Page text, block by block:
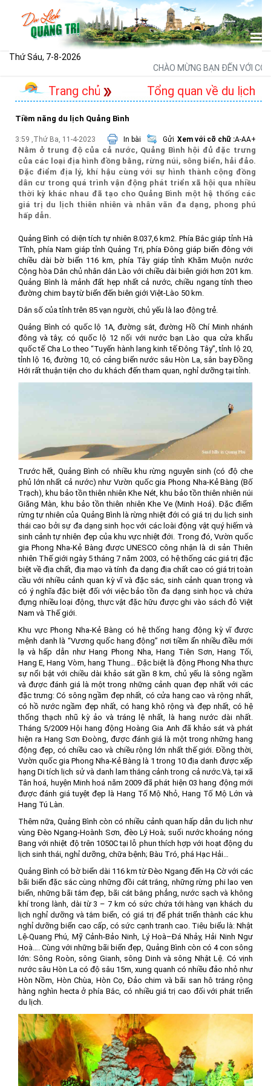
Thứ Sáu, 7-8-2026
CHÀO MỪNG BẠN ĐẾN VỚI
Trang chủ Tổng quan về du lịch
Tiềm năng du lịch Quảng Bình
3:59 ,Thứ Ba, 11-4-2023 In bài Gửi Xem với cỡ chữ :A-AA+
Nằm ở trung độ của cả nước, Quảng Bình hội đủ đặc trưng
của các loại địa hình đồng bằng, rừng núi, sông biển, hải đảo.
Đặc điểm địa lý, khí hậu cùng với sự hình thành cộng đồng
dân cư trong quá trình vận động phát triển xã hội qua nhiều
thời kỳ khác nhau đã tạo cho Quảng Bình một hệ thống các
giá trị du lịch thiên nhiên và nhân văn đa dạng, phong phú
hấp dẫn.
Quảng Bình có diện tích tự nhiên 8.037,6 km2. Phía Bắc giáp tỉnh Hà
Tĩnh, phía Nam giáp tỉnh Quảng Trị, phía Đông giáp biển đông với
chiều dài bờ biển 116 km, phía Tây giáp tỉnh Khăm Muộn nước
Cộng hòa Dân chủ nhân dân Lào với chiều dài biên giới hơn 201 km.
Quảng Bình là mảnh đất hẹp nhất cả nước, chiều ngang tính theo
đường chim bay từ biển đến biên giới Việt-Lào 50 km.
Dân số của tỉnh trên 85 vạn người, chủ yếu là lao động trẻ.
Quảng Bình có quốc lộ 1A, đường sắt, đường Hồ Chí Minh nhánh
đông và tây; có quốc lộ 12 nối với nước bạn Lào qua cửa khẩu
quốc tế Cha Lo theo “Tuyến hành lang kinh tế Đông Tây”, tỉnh lộ 20,
tỉnh lộ 16, đường 10, có cảng biển nước sâu Hòn La, sân bay Đồng
Hới rất thuận tiện cho du khách đến tham quan, nghỉ dưỡng tại tỉnh.
Trước hết, Quảng Bình có nhiều khu rừng nguyên sinh (có độ che
phủ lớn nhất cả nước) như Vườn quốc gia Phong Nha-Kẻ Bàng (Bố
Trạch), khu bảo tồn thiên nhiên Khe Nét, khu bảo tồn thiên nhiên núi
Giăng Màn, khu bảo tồn thiên nhiên Khe Ve (Minh Hoá). Đặc điểm
rừng tự nhiên của Quảng Bình là rừng nhiệt đới có giá trị du lịch sinh
thái cao bởi sự đa dạng sinh học với các loài động vật quý hiếm và
sinh cảnh tự nhiên đẹp của khu vực nhiệt đới. Trong đó, Vườn quốc
gia Phong Nha-Kẻ Bàng được UNESCO công nhận là di sản Thiên
nhiên Thế giới ngày 5 tháng 7 năm 2003, có hệ thống các giá trị đặc
biệt về địa chất, địa mạo và tính đa dạng địa chất cao có giá trị toàn
cầu với nhiều cảnh quan kỳ vĩ và đặc sắc, sinh cảnh quan trọng và
có ý nghĩa đặc biệt đối với việc bảo tồn đa dạng sinh học và chứa
đựng nhiều loại động, thực vật đặc hữu được ghi vào sách đỏ Việt
Nam và Thế giới.
Khu vực Phong Nha-Kẻ Bàng có hệ thống hang động kỳ vĩ được
mệnh danh là “Vương quốc hang động” nơi tiềm ẩn nhiều điều mới
lạ và hấp dẫn như Hang Phong Nha, Hang Tiên Sơn, Hang Tối,
Hang E, Hang Vòm, hang Thung… Đặc biệt là động Phong Nha thực
sự nổi bật với chiều dài khảo sát gần 8 km, chủ yếu là sông ngầm
và được đánh giá là một trong những cảnh quan đẹp nhất với các
đặc trưng: Có sông ngầm đẹp nhất, có cửa hang cao và rộng nhất,
có hồ nước ngầm đẹp nhất, có hang khô rộng và đẹp nhất, có hệ
thống thạch nhũ kỳ ảo và tráng lệ nhất, là hang nước dài nhất.
Tháng 5/2009 Hội hang động Hoàng Gia Anh đã khảo sát và phát
hiện ra Hang Sơn Đoòng, được đánh giá là một trong những hang
động đẹp, có chiều cao và chiều rộng lớn nhất thế giới. Đồng thời,
Vườn quốc gia Phong Nha-Kẻ Bàng là 1 trong 10 địa danh được xếp
hạng Di tích lịch sử và danh lam thắng cảnh trong cả nước.Và, tại xã
Tân hoá, huyện Minh hoá năm 2009 đã phát hiện 03 hang động mới
được đánh giá tuyệt đẹp là Hang Tố Mộ Nhỏ, Hang Tố Mộ Lớn và
Hang Tú Làn.
Thêm nữa, Quảng Bình còn có nhiều cảnh quan hấp dẫn du lịch như
vùng Đèo Ngang-Hoành Sơn, đèo Lý Hoà; suối nước khoáng nóng
Bang với nhiệt độ trên 1050C tại lỗ phun thích hợp với hoạt động du
lịch sinh thái, nghỉ dưỡng, chữa bệnh; Bàu Tró, phá Hạc Hải…
Quảng Bình có bờ biển dài 116 km từ Đèo Ngang đến Hạ Cờ với các
bãi biển đặc sắc cùng những đồi cát trắng, những rừng phi lao ven
biển, những bãi tắm đẹp, bãi cát bằng phẳng, nước sạch và không
khí trong lành, dài từ 3 – 7 km có sức chứa tới hàng vạn khách du
lịch nghỉ dưỡng và tắm biển, có giá trị để phát triển thành các khu
nghỉ dưỡng biển cao cấp, có sức cạnh tranh cao. Tiêu biểu là: Nhật
Lệ-Quang Phú, Mỹ Cảnh-Bảo Ninh, Lý Hoà–Đá Nhảy, Hải Ninh Ngư
Hoà…. Cùng với những bãi biển đẹp, Quảng Bình còn có 4 con sông
lớn: Sông Roòn, sông Gianh, sông Dinh và sông Nhật Lệ. Có vịnh
nước sâu Hòn La có độ sâu 15m, xung quanh có nhiều đảo nhỏ như
Hòn Nồm, Hòn Chùa, Hòn Cọ, Đảo chim và bãi san hô trắng rộng
hàng nghìn hecta ở phía Bắc, có nhiều giá trị cao đối với phát triển
du lịch.